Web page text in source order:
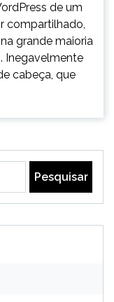
de um
compartilhado,
grande maioria
Inegavelmente
cabeça, que